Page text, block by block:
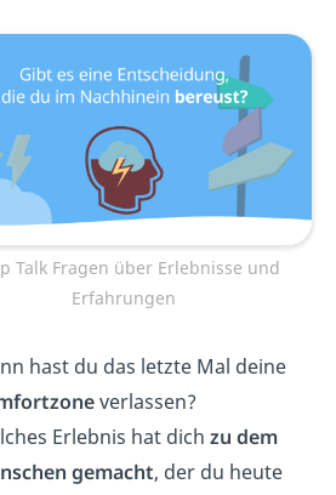
Talk Fragen über Erlebnisse und
Erfahrungen
hast du das letzte Mal deine
verlassen?
Erlebnis hat dich zu dem
gemacht, der du heute